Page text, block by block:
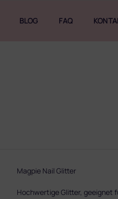
BLOG FAQ
Magpie Nail Glitter
Hochwertige Glitter, geeignet